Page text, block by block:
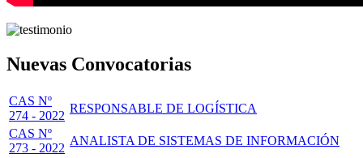
Nuevas Convocatorias
CAS Nº
274 - 2022
RESPONSABLE DE LOGÍSTICA
CAS Nº
273 - 2022
ANALISTA DE SISTEMAS DE INFORMACIÓN